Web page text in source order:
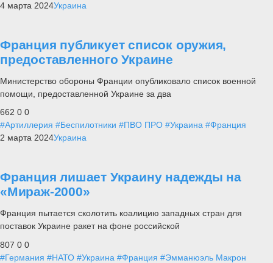
4 марта 2024Украина
Франция публикует список оружия,
предоставленного Украине
Министерство обороны Франции опубликовало список военной
помощи, предоставленной Украине за два
662 0 0
#Артиллерия #Беспилотники #ПВО ПРО #Украина #Франция
2 марта 2024Украина
Франция лишает Украину надежды на
«Мираж-2000»
Франция пытается сколотить коалицию западных стран для
поставок Украине ракет на фоне российской
807 0 0
#Германия #НАТО #Украина #Франция #Эмманюэль Макрон